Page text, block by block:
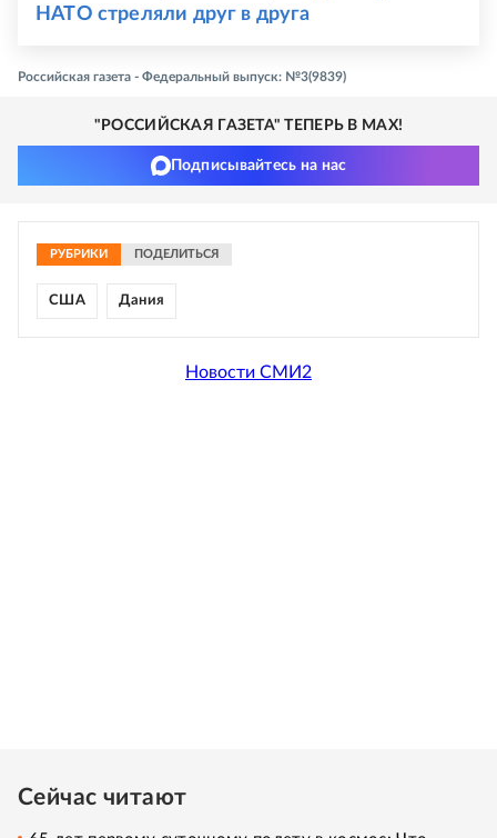
НАТО стреляли друг в друга
Российская газета - Федеральный выпуск: №3(9839)
"РОССИЙСКАЯ ГАЗЕТА" ТЕПЕРЬ В MAX!
Подписывайтесь на нас
РУБРИКИ ПОДЕЛИТЬСЯ
США Дания
Новости СМИ2
Сейчас читают